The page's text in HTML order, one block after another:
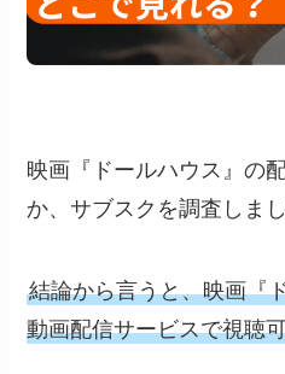
映画『ドールハウス』の
か、サブスクを調査しまし
結論から言うと、映画『
動画配信サービスで視聴